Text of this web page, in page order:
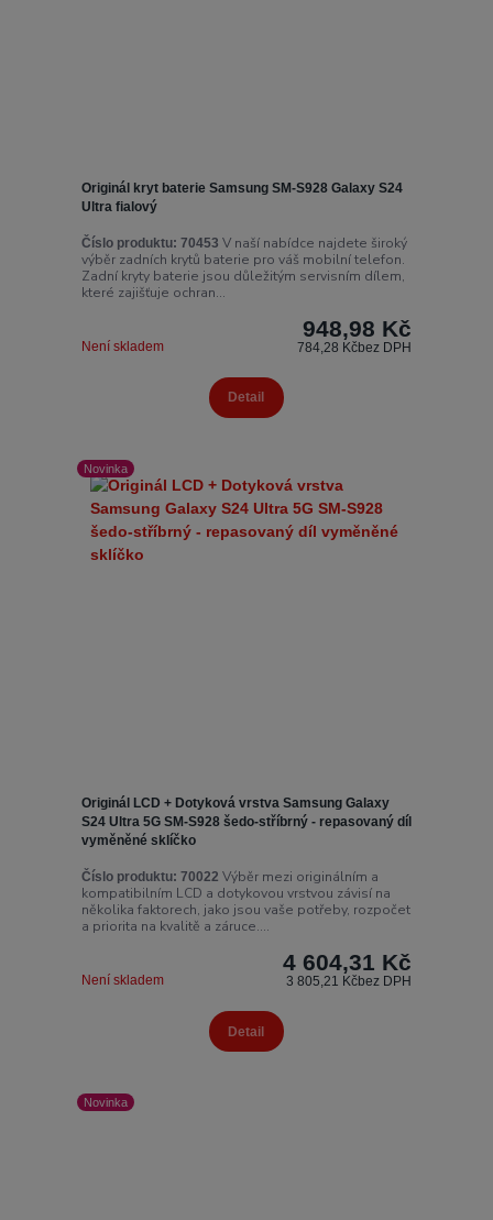
Originál kryt baterie Samsung SM-S928 Galaxy S24
Ultra fialový
Číslo produktu: 70453 V naší nabídce najdete široký
výběr zadních krytů baterie pro váš mobilní telefon.
Zadní kryty baterie jsou důležitým servisním dílem,
které zajišťuje ochran...
948,98 Kč
784,28 Kčbez DPH
Není skladem
Detail
Novinka
Originál LCD + Dotyková vrstva Samsung Galaxy
S24 Ultra 5G SM-S928 šedo-stříbrný - repasovaný díl
vyměněné sklíčko
Číslo produktu: 70022 Výběr mezi originálním a
kompatibilním LCD a dotykovou vrstvou závisí na
několika faktorech, jako jsou vaše potřeby, rozpočet
a priorita na kvalitě a záruce....
4 604,31 Kč
3 805,21 Kčbez DPH
Není skladem
Detail
Novinka